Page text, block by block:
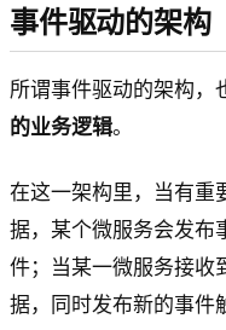
事件驱动的架构
所谓事件驱动的架构，
的业务逻辑。
在这一架构里，当有重
据，某个微服务会发布
件；当某一微服务接收
据，同时发布新的事件